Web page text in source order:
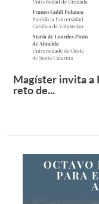
Magíster invita a
reto de...